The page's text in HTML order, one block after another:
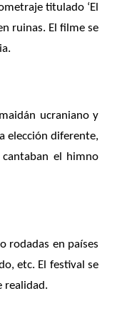
titulado ‘El
ruinas. El filme se
ucraniano y
elección diferente,
el himno
rodadas en países
etc. El festival se
realidad.